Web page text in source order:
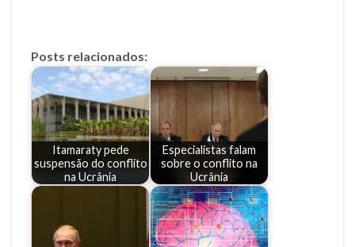
Posts relacionados:
Itamaraty pede
suspensão do conflito
na Ucrânia
Especialistas falam
sobre o conflito na
Ucrânia